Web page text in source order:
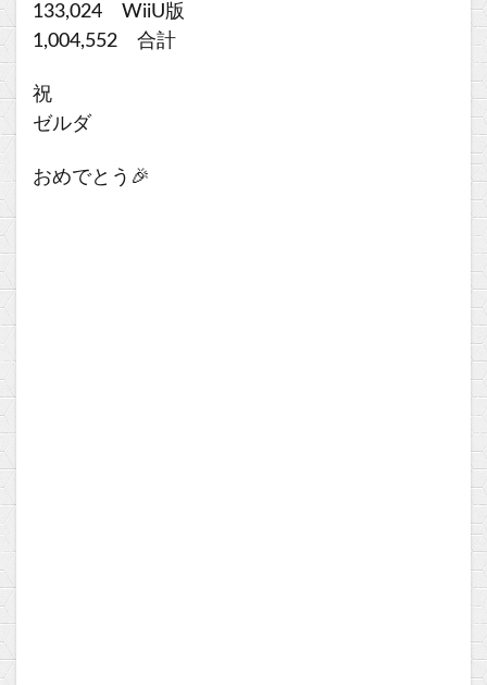
133,024 WiiU版
1,004,552 合計
祝
ゼルダ
おめでとう🎉